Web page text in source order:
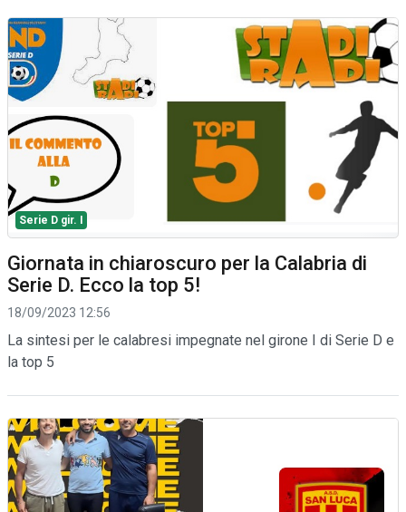
Serie D gir. I
Giornata in chiaroscuro per la Calabria di
Serie D. Ecco la top 5!
18/09/2023 12:56
La sintesi per le calabresi impegnate nel girone I di Serie D e
la top 5